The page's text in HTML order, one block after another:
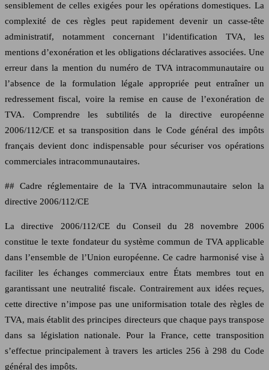
sensiblement de celles exigées pour les opérations domestiques. La
complexité de ces règles peut rapidement devenir un casse-tête
administratif, notamment concernant l’identification TVA, les
mentions d’exonération et les obligations déclaratives associées. Une
erreur dans la mention du numéro de TVA intracommunautaire ou
l’absence de la formulation légale appropriée peut entraîner un
redressement fiscal, voire la remise en cause de l’exonération de
TVA. Comprendre les subtilités de la directive européenne
2006/112/CE et sa transposition dans le Code général des impôts
français devient donc indispensable pour sécuriser vos opérations
commerciales intracommunautaires.
## Cadre réglementaire de la TVA intracommunautaire selon la
directive 2006/112/CE
La directive 2006/112/CE du Conseil du 28 novembre 2006
constitue le texte fondateur du système commun de TVA applicable
dans l’ensemble de l’Union européenne. Ce cadre harmonisé vise à
faciliter les échanges commerciaux entre États membres tout en
garantissant une neutralité fiscale. Contrairement aux idées reçues,
cette directive n’impose pas une uniformisation totale des règles de
TVA, mais établit des principes directeurs que chaque pays transpose
dans sa législation nationale. Pour la France, cette transposition
s’effectue principalement à travers les articles 256 à 298 du Code
général des impôts.